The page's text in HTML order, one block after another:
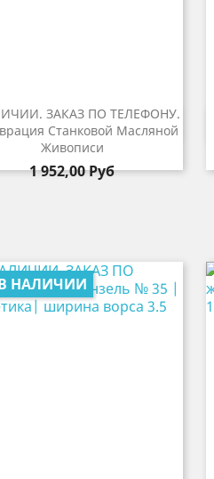
ЗАКАЗ ПО ТЕЛЕФОНУ.
Станковой Масляной
Живописи
1 952,00 Руб
Быстрый просмотр
НАЛИЧИИ